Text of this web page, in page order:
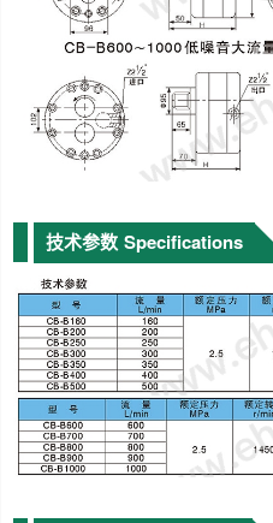
技术参数 Specifications